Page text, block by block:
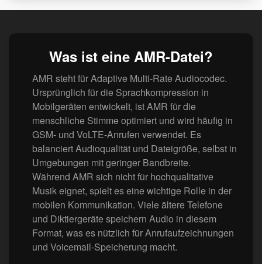
Was ist eine AMR-Datei?
AMR steht für Adaptive Multi-Rate Audiocodec.
Ursprünglich für die Sprachkompression in
Mobilgeräten entwickelt, ist AMR für die
menschliche Stimme optimiert und wird häufig in
GSM- und VoLTE-Anrufen verwendet. Es
balanciert Audioqualität und Dateigröße, selbst in
Umgebungen mit geringer Bandbreite.
Während AMR sich nicht für hochqualitative
Musik eignet, spielt es eine wichtige Rolle in der
mobilen Kommunikation. Viele ältere Telefone
und Diktiergeräte speichern Audio in diesem
Format, was es nützlich für Anrufaufzeichnungen
und Voicemail-Speicherung macht.